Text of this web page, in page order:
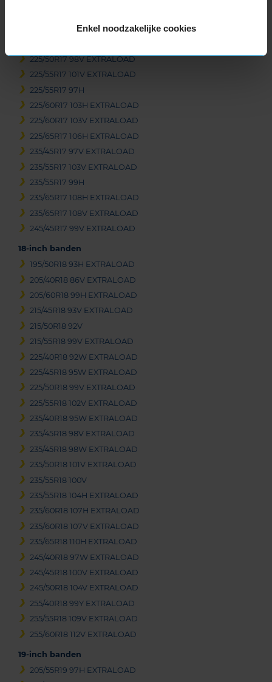
Enkel noodzakelijke cookies
225/45R17 94V EXTRALOAD
225/50R17 98V EXTRALOAD
225/55R17 101V EXTRALOAD
225/55R17 97H
225/60R17 103H EXTRALOAD
225/60R17 103V EXTRALOAD
225/65R17 106H EXTRALOAD
235/45R17 97V EXTRALOAD
235/55R17 103V EXTRALOAD
235/55R17 99H
235/65R17 108H EXTRALOAD
235/65R17 108V EXTRALOAD
245/45R17 99V EXTRALOAD
18-inch banden
195/50R18 93H EXTRALOAD
205/40R18 86V EXTRALOAD
205/60R18 99H EXTRALOAD
215/45R18 93V EXTRALOAD
215/50R18 92V
215/55R18 99V EXTRALOAD
225/40R18 92W EXTRALOAD
225/45R18 95W EXTRALOAD
225/50R18 99V EXTRALOAD
225/55R18 102V EXTRALOAD
235/40R18 95W EXTRALOAD
235/45R18 98V EXTRALOAD
235/45R18 98W EXTRALOAD
235/50R18 101V EXTRALOAD
235/55R18 100V
235/55R18 104H EXTRALOAD
235/60R18 107H EXTRALOAD
235/60R18 107V EXTRALOAD
235/65R18 110H EXTRALOAD
245/40R18 97W EXTRALOAD
245/45R18 100V EXTRALOAD
245/50R18 104V EXTRALOAD
255/40R18 99Y EXTRALOAD
255/55R18 109V EXTRALOAD
255/60R18 112V EXTRALOAD
19-inch banden
205/55R19 97H EXTRALOAD